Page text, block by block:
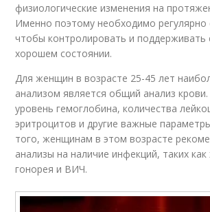
физиологические изменения на
Именно поэтому необходимо регулярно
чтобы контролировать и поддерживать
хорошем состоянии.
Для женщин в возрасте 25-45 лет
анализом является общий анализ
уровень гемоглобина, количества
эритроцитов и другие важные
того, женщинам в этом возрасте
анализы на наличие инфекций, таких
гонорея и ВИЧ.